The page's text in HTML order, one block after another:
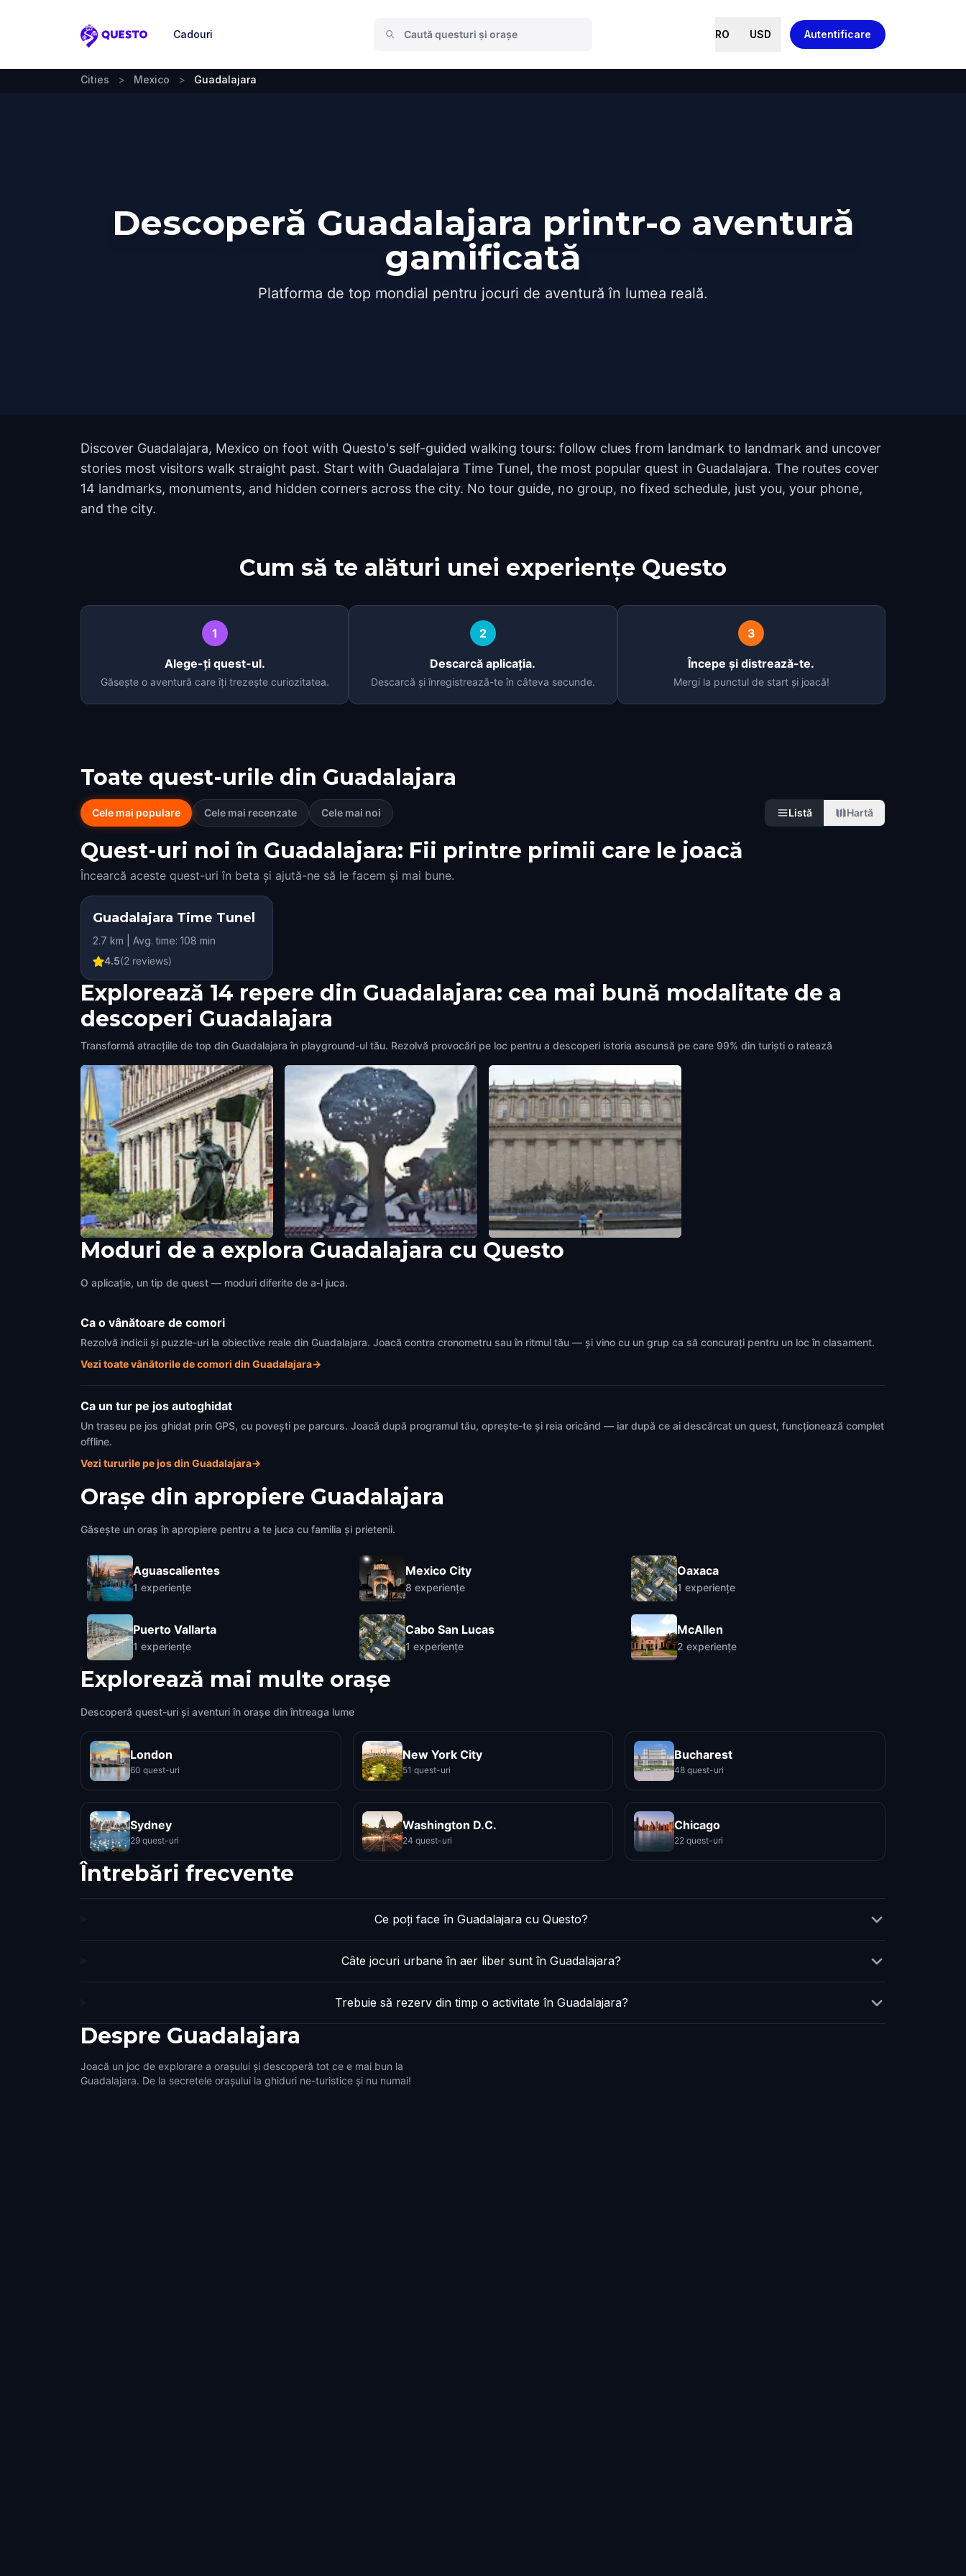
Questo
Cadouri RO USD Autentificare
Cities > Mexico > Guadalajara
Descoperă Guadalajara printr-o aventură
gamificată
Platforma de top mondial pentru jocuri de aventură în lumea reală.
Discover Guadalajara, Mexico on foot with Questo's self-guided walking tours: follow clues from landmark to landmark and uncover
stories most visitors walk straight past. Start with Guadalajara Time Tunel, the most popular quest in Guadalajara. The routes cover
14 landmarks, monuments, and hidden corners across the city. No tour guide, no group, no fixed schedule, just you, your phone,
and the city.
Cum să te alături unei experiențe Questo
1
Alege-ți quest-ul.
Găsește o aventură care îți trezește curiozitatea.
2
Descarcă aplicația.
Descarcă și înregistrează-te în câteva secunde.
3
Începe și distrează-te.
Mergi la punctul de start și joacă!
Toate quest-urile din Guadalajara
Cele mai populare Cele mai recenzate Cele mai noi Listă Hartă
Quest-uri noi în Guadalajara: Fii printre primii care le joacă
Încearcă aceste quest-uri în beta și ajută-ne să le facem și mai bune.
Guadalajara Time Tunel
2.7 km | Avg. time: 108 min
4.5(2 reviews)
Explorează 14 repere din Guadalajara: cea mai bună modalitate de a
descoperi Guadalajara
Transformă atracțiile de top din Guadalajara în playground-ul tău. Rezolvă provocări pe loc pentru a descoperi istoria ascunsă pe care 99% din turiști o ratează
A brave woman Coat of Arms Year 1542 - Foundation
Moduri de a explora Guadalajara cu Questo
O aplicație, un tip de quest — moduri diferite de a-l juca.
Ca o vânătoare de comori
Rezolvă indicii și puzzle-uri la obiective reale din Guadalajara. Joacă contra cronometru sau în ritmul tău — și vino cu un grup ca să concurați pentru un loc în clasament.
Vezi toate vânătorile de comori din Guadalajara→
Ca un tur pe jos autoghidat
Un traseu pe jos ghidat prin GPS, cu povești pe parcurs. Joacă după programul tău, oprește-te și reia oricând — iar după ce ai descărcat un quest, funcționează complet
offline.
Vezi tururile pe jos din Guadalajara→
Orașe din apropiere Guadalajara
Găsește un oraș în apropiere pentru a te juca cu familia și prietenii.
Aguascalientes
1 experiențe
Puerto Vallarta
1 experiențe
Mexico City
8 experiențe
Cabo San Lucas
1 experiențe
Oaxaca
1 experiențe
McAllen
2 experiențe
Explorează mai multe orașe
Descoperă quest-uri și aventuri în orașe din întreaga lume
London
60 quest-uri
New York City
51 quest-uri
Bucharest
48 quest-uri
Sydney
29 quest-uri
Washington D.C.
24 quest-uri
Chicago
22 quest-uri
Întrebări frecvente
Ce poți face în Guadalajara cu Questo?
Câte jocuri urbane în aer liber sunt în Guadalajara?
Trebuie să rezerv din timp o activitate în Guadalajara?
Despre Guadalajara
Joacă un joc de explorare a orașului și descoperă tot ce e mai bun la
Guadalajara. De la secretele orașului la ghiduri ne-turistice și nu numai!